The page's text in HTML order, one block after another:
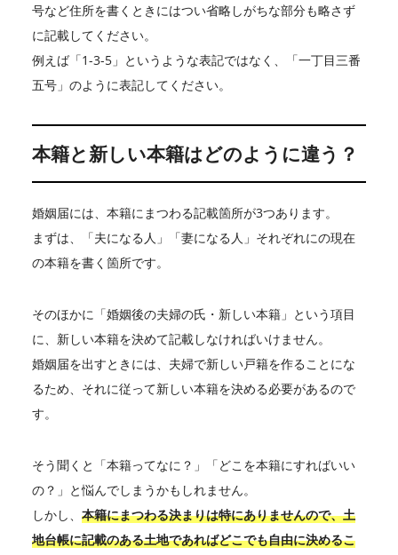
号など住所を書くときにはつい省略しがちな部分も略さず
に記載してください。
例えば「1-3-5」というような表記ではなく、「一丁目三番
五号」のように表記してください。
本籍と新しい本籍はどのように違う？
婚姻届には、本籍にまつわる記載箇所が3つあります。
まずは、「夫になる人」「妻になる人」それぞれにの現在
の本籍を書く箇所です。
そのほかに「婚姻後の夫婦の氏・新しい本籍」という項目
に、新しい本籍を決めて記載しなければいけません。
婚姻届を出すときには、夫婦で新しい戸籍を作ることにな
るため、それに従って新しい本籍を決める必要があるので
す。
そう聞くと「本籍ってなに？」「どこを本籍にすればいい
の？」と悩んでしまうかもしれません。
しかし、 本籍にまつわる決まりは特にありませんので、土
地台帳に記載のある土地であればどこでも自由に決めるこ